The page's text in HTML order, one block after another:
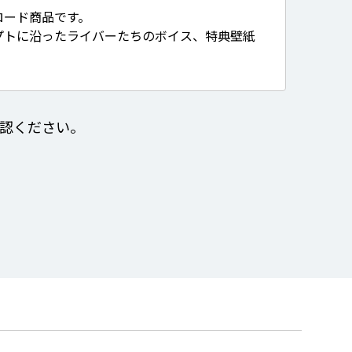
ド商品です。
に沿ったライバーたちのボイス、特典壁紙
ください。